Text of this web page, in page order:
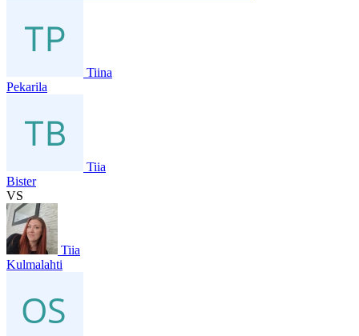
Tiina
Pekarila
Tiia
Bister
VS
Tiia
Kulmalahti